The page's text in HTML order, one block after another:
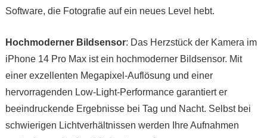
Software, die Fotografie auf ein neues Level hebt.
Hochmoderner Bildsensor: Das Herzstück der Kamera im
iPhone 14 Pro Max ist ein hochmoderner Bildsensor. Mit
einer exzellenten Megapixel-Auflösung und einer
hervorragenden Low-Light-Performance garantiert er
beeindruckende Ergebnisse bei Tag und Nacht. Selbst bei
schwierigen Lichtverhältnissen werden Ihre Aufnahmen